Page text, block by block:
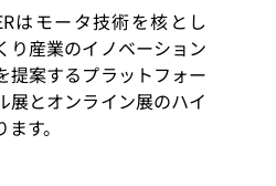
はモータ技術を核とし
り産業のイノベーション
提案するプラットフォー
展とオンライン展のハイ
す。